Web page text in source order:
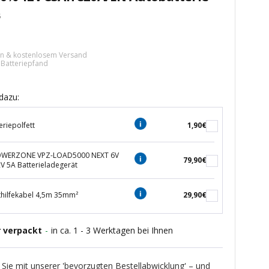
& kostenlosem Versand
Batteriepfand
1,90€
VPZ-LOAD5000 NEXT 6V
5A Batterieladegerät
79,90€
4,5m 35mm² 29,90€
verpackt - in ca. 1 - 3 Werktagen bei Ihnen
mit unserer 'bevorzugten Bestellabwicklung' – und